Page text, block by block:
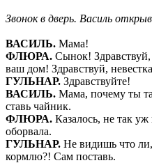
Звонок в дверь. Василь
ВАСИЛЬ. Мама!
ФЛЮРА. Сынок!
ваш дом! Здравствуй,
ГУЛЬНАР. Здравствуйте!
ВАСИЛЬ. Мама, почему ты
ставь чайник.
ФЛЮРА. Казалось, не так
оборвала.
ГУЛЬНАР. Не видишь что
кормлю?! Сам поставь.